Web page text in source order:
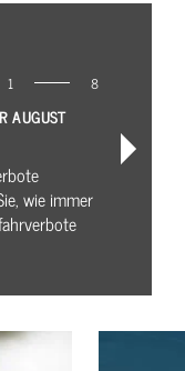
1 8
AUGUST
wie immer